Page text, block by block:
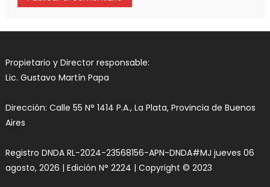
Propietario y Director responsable:
Lic. Gustavo Martín Papa
Dirección: Calle 55 N° 1414 P.A., La Plata, Provincia de Buenos
Aires
Registro DNDA RL-2024-23568156-APN-DNDA#MJ jueves 06
agosto, 2026 | Edición N° 2224 | Copyright © 2023